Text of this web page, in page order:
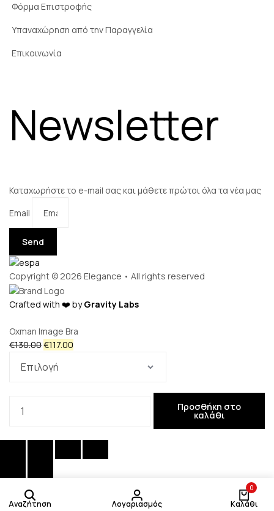
Φόρμα Επιστροφής
Υπαναχώρηση από την Παραγγελία
Επικοινωνία
Newsletter
Καταχωρήστε το e-mail σας και μάθετε πρώτοι όλα τα νέα μας
Email
Send
Copyright © 2026 Elegance • All rights reserved
Crafted with ❤️ byGravity Labs
Αναζήτηση Λογαριασμός
0
Καλάθι
Προσθήκη
στο
καλάθι
Προσθήκη
στο
καλάθι
Oxman Image Bra
€130.00Original
was:
€117.00
Bra
Προσθήκη στο
καλάθι